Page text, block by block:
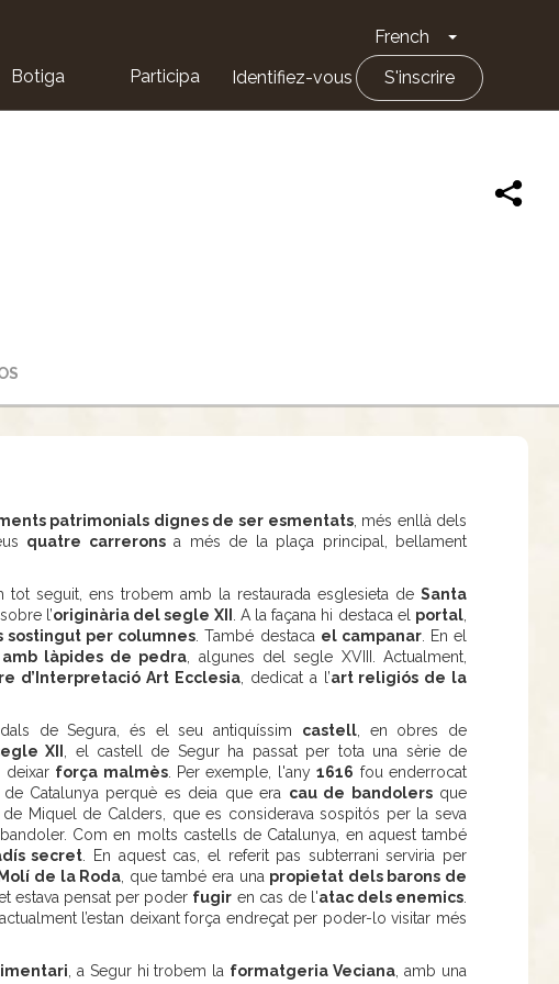
French Toggle
Botiga Participa Identifiez-vous S'inscrire
patrimonials dignes de ser esmentats, més enllà dels
quatre carreronsa més de la plaça principal, bellament
tot seguit, ens trobem amb la restaurada esglesieta de Santa
l’originària del segle XII . A la façana hi destaca el portal
per columnes . També destaca el campanar. En el
làpides de pedra , algunes del segle XVIII. Actualment,
d’Interpretació Art Ecclesia, dedicat a l’art religiós de la
de Segura, és el seu antiquíssim castell, en obres de
XII
, el castell de Segur ha passat per tota una sèrie de
deixar força malmès. Per exemple, l'any1616 fou enderrocat
Catalunya perquè es deia que era cau de bandolersque
Miquel de Calders, que es considerava sospitós per la seva
bandoler. Com en molts castells de Catalunya, en aquest també
secret . En aquest cas, el referit pas subterrani serviria per
Molí de la Roda , que també era una propietat dels barons de
estava pensat per poder fugir en cas de l'atac dels enemics
l’estan deixant força endreçat per poder-lo visitar més
, a Segur hi trobem la formatgeria Veciana , amb una